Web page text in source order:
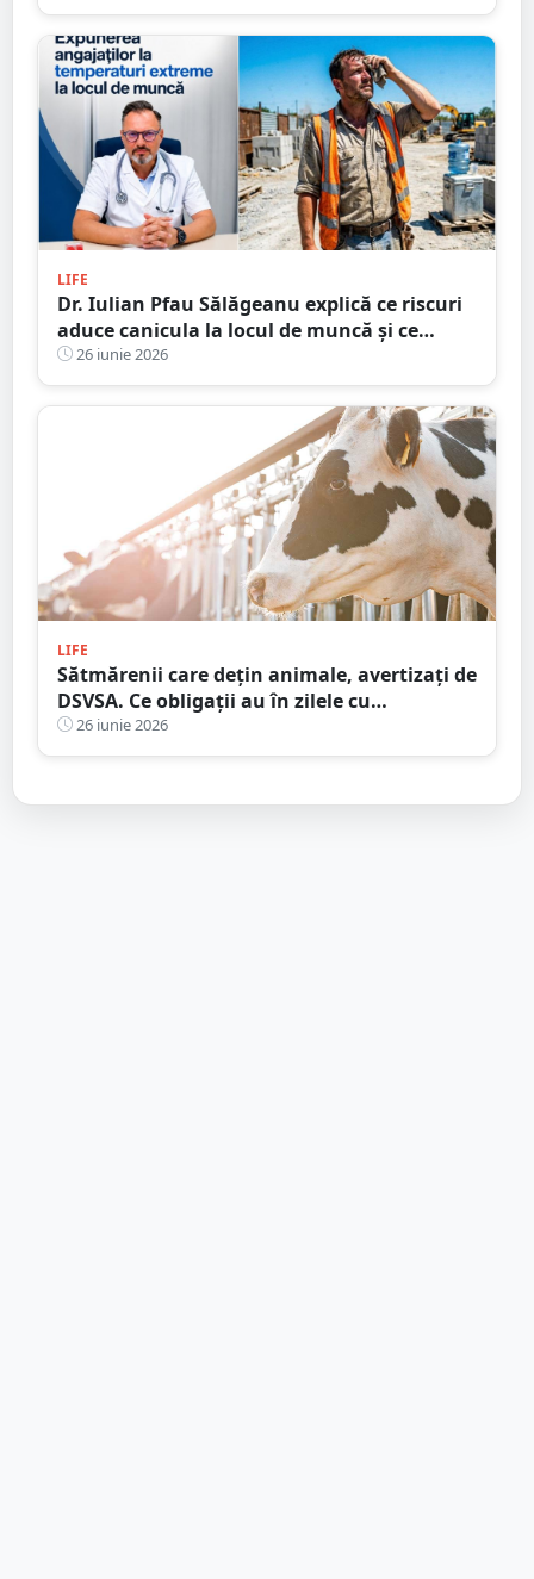
LIFE
Dr. Iulian Pfau Sălăgeanu explică ce riscuri
aduce canicula la locul de muncă și ce
obligații au angajatorii. Cum ne putem
proteja și ajuta colegii
26 iunie 2026
LIFE
Sătmărenii care dețin animale, avertizați de
DSVSA. Ce obligații au în zilele cu
temperaturi extreme
26 iunie 2026